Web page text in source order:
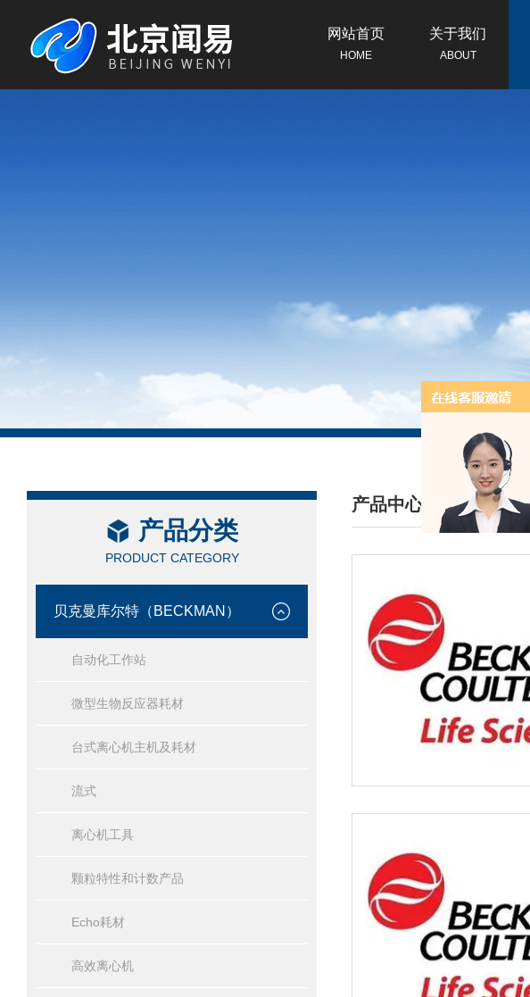
网站首页
HOME
关于我们
ABOUT
产品分类
PRODUCT CATEGORY
贝克曼库尔特（BECKMAN）
自动化工作站
微型生物反应器耗材
台式离心机主机及耗材
流式
离心机工具
颗粒特性和计数产品
Echo耗材
高效离心机
产品中心
/ PRODUCTS CENTER